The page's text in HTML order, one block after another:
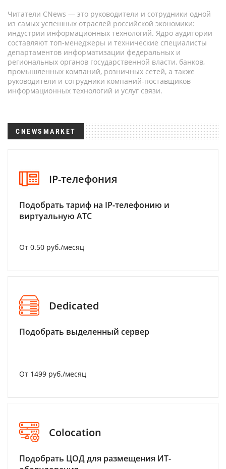
Читатели CNews — это руководители и сотрудники одной
из самых успешных отраслей российской экономики:
индустрии информационных технологий. Ядро аудитории
составляют топ-менеджеры и технические специалисты
департаментов информатизации федеральных и
региональных органов государственной власти, банков,
промышленных компаний, розничных сетей, а также
руководители и сотрудники компаний-поставщиков
информационных технологий и услуг связи.
CNEWSMARKET
IP-телефония
Подобрать тариф на IP-телефонию и
виртуальную АТС
От 0.50 руб./месяц
Dedicated
Подобрать выделенный сервер
От 1499 руб./месяц
Colocation
Подобрать ЦОД для размещения ИТ-